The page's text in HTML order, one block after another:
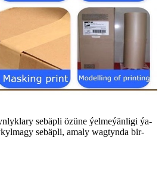
sebäpli özüne ýelmeýänligi ýa-
sebäpli, amaly wagtynda bir-